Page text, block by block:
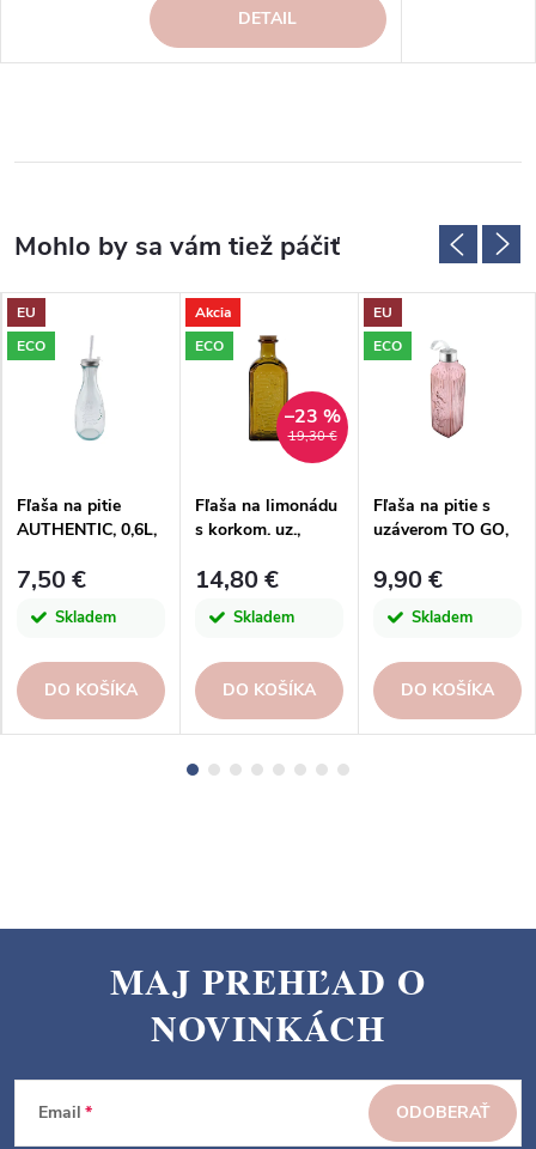
DETAIL
EU
ECO
Fľaša na pitie
AUTHENTIC, 0,6L,
7,50 €
Skladem
DO KOŠÍKA
Akcia
ECO
19,30 €
–23 %
Fľaša na limonádu
s korkom. uz.,
14,80 €
Skladem
DO KOŠÍKA
EU
ECO
Fľaša na pitie s
uzáverom TO GO,
Miguel
9,90 €
Skladem
DO KOŠÍKA
p
MAJ PREHĽAD O
NOVINKÁCH
Email ODOBERAŤ